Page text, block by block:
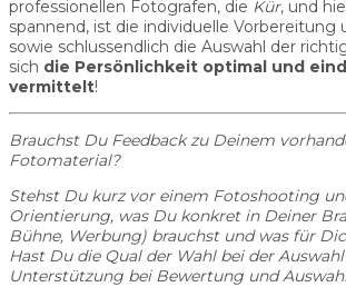
professionellen Fotografen, die Kür, und
spannend, ist die individuelle Vorbereitung
sowie schlussendlich die Auswahl der
sich die Persönlichkeit optimal und
vermittelt!
Brauchst Du Feedback zu Deinem
Fotomaterial?
Stehst Du kurz vor einem Fotoshooting
Orientierung, was Du konkret in Deiner
Bühne, Werbung) brauchst und was für
Hast Du die Qual der Wahl bei der
Unterstützung bei Bewertung und